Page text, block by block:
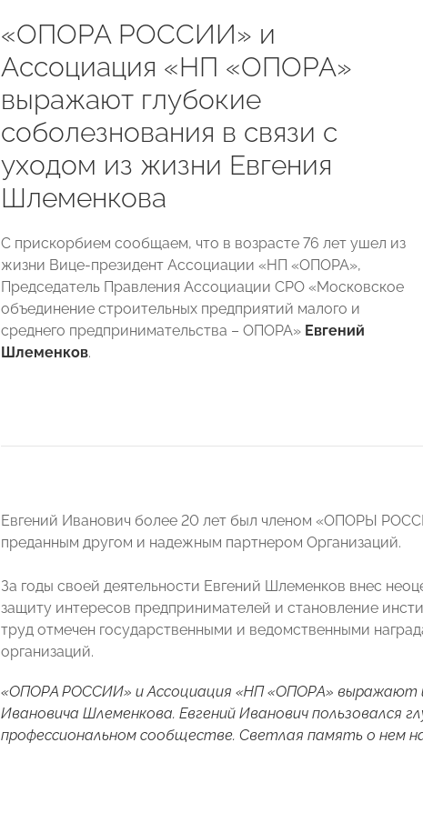
«ОПОРА РОССИИ» и
Ассоциация «НП «ОПОРА»
выражают глубокие
соболезнования в связи с
уходом из жизни Евгения
Шлеменкова
С прискорбием сообщаем, что в возрасте 76 лет ушел из
жизни Вице-президент Ассоциации «НП «ОПОРА»,
Председатель Правления Ассоциации СРО «Московское
объединение строительных предприятий малого и
среднего предпринимательства – ОПОРА» Евгений
Шлеменков.
Евгений Иванович более 20 лет был членом «ОПОРЫ
преданным другом и надежным партнером Организаций.
За годы своей деятельности Евгений Шлеменков внес
защиту интересов предпринимателей и становление
труд отмечен государственными и ведомственными
организаций.
«ОПОРА РОССИИ» и Ассоциация «НП «ОПОРА» выражают
Ивановича Шлеменкова. Евгений Иванович пользовался
профессиональном сообществе. Светлая память о нем